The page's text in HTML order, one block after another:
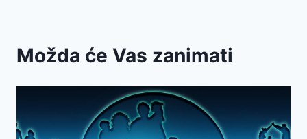
Možda će Vas zanimati